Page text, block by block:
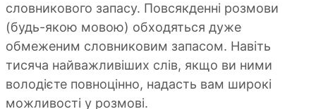
словникового запасу. Повсякденні розмови
(будь-якою мовою) обходяться дуже
обмеженим словниковим запасом. Навіть
тисяча найважливіших слів, якщо ви ними
володієте повноцінно, надасть вам широкі
можливості у розмові.